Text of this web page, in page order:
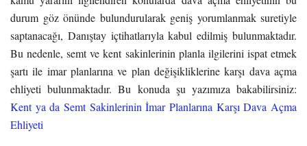
durum göz önünde bulundurularak geniş yorumlanmak suretiyle
saptanacağı, Danıştay içtihatlarıyla kabul edilmiş bulunmaktadır.
Bu nedenle, semt ve kent sakinlerinin planla ilgilerini ispat etmek
şartı ile imar planlarına ve plan değişikliklerine karşı dava açma
ehliyeti bulunmaktadır. Bu konuda şu yazımıza bakabilirsiniz:
Kent ya da Semt Sakinlerinin İmar Planlarına Karşı Dava Açma
Ehliyeti